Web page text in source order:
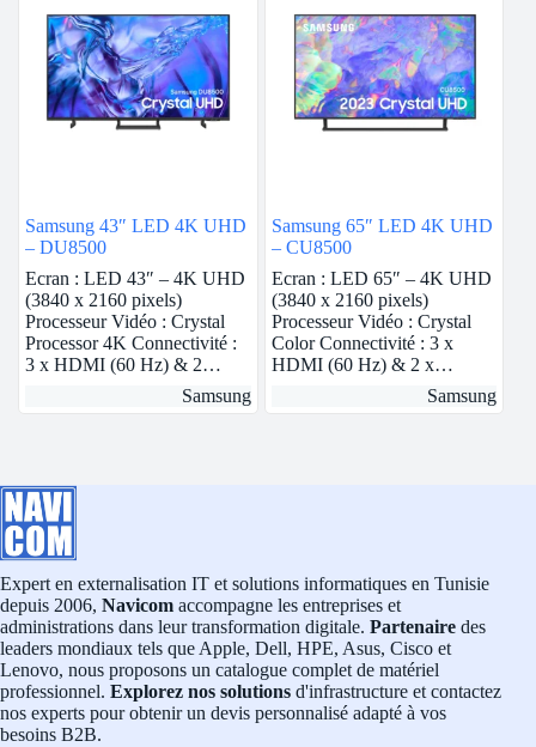
Samsung 43″ LED 4K UHD
– DU8500
Ecran : LED 43″ – 4K UHD
(3840 x 2160 pixels)
Processeur Vidéo : Crystal
Processor 4K Connectivité :
3 x HDMI (60 Hz) & 2…
Samsung
Samsung 65″ LED 4K UHD
– CU8500
Ecran : LED 65″ – 4K UHD
(3840 x 2160 pixels)
Processeur Vidéo : Crystal
Color Connectivité : 3 x
HDMI (60 Hz) & 2 x…
Samsung
Expert en externalisation IT et solutions informatiques en Tunisie
depuis 2006, Navicom accompagne les entreprises et
administrations dans leur transformation digitale. Partenaire des
leaders mondiaux tels que Apple, Dell, HPE, Asus, Cisco et
Lenovo, nous proposons un catalogue complet de matériel
professionnel. Explorez nos solutions d'infrastructure et contactez
nos experts pour obtenir un devis personnalisé adapté à vos
besoins B2B.